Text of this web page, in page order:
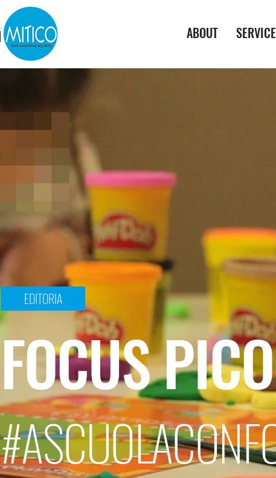
ABOUT
EDITORIA
FOCUS PICO